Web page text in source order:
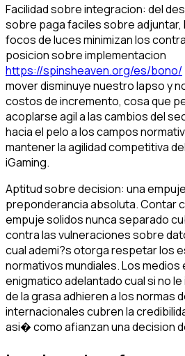
Facilidad sobre integracion: del
sobre paga faciles sobre adjuntar,
focos de luces minimizan los
posicion sobre implementacion
https://spinsheaven.org/es/bono/
mover disminuye nuestro lapso y
costos de incremento, cosa que
acoplarse agil a las cambios del
hacia el pelo a los campos
mantener la agilidad competitiva
iGaming.
Aptitud sobre decision: una
preponderancia absoluta. Contar
empuje solidos nunca separado
contra las vulneraciones sobre
cual ademi?s otorga respetar los
normativos mundiales. Los medios
enigmatico adelantado cual si no
de la grasa adhieren a los normas
internacionales cubren la
asi� como afianzan una decision